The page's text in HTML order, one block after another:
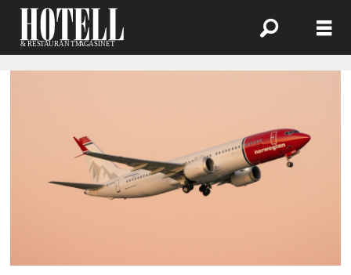
Emne:
karlsen